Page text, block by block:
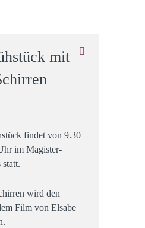
mit
findet von 9.30
im Magister-
wird den
Film von Elsabe